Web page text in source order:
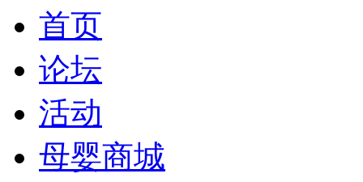
首页
论坛
活动
母婴商城